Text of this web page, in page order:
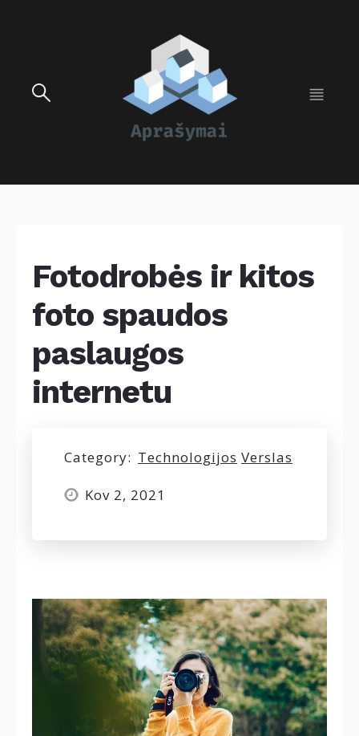
Fotodrobės ir kitos
foto spaudos
paslaugos
internetu
Category: Technologijos Verslas
Kov 2, 2021